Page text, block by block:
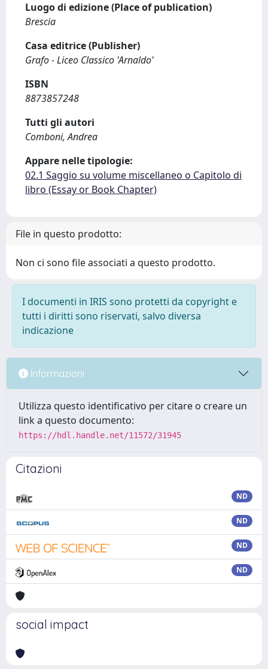
Luogo di edizione (Place of publication)
Brescia
Casa editrice (Publisher)
Grafo - Liceo Classico 'Arnaldo'
ISBN
8873857248
Tutti gli autori
Comboni, Andrea
Appare nelle tipologie:
02.1 Saggio su volume miscellaneo o Capitolo di
libro (Essay or Book Chapter)
File in questo prodotto:
Non ci sono file associati a questo prodotto.
I documenti in IRIS sono protetti da copyright e
tutti i diritti sono riservati, salvo diversa
indicazione
Informazioni
Utilizza questo identificativo per citare o creare un
link a questo documento:
https://hdl.handle.net/11572/31945
Citazioni
ND
ND
ND
ND
social impact